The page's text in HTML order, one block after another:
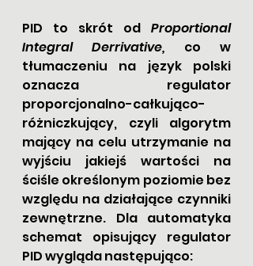
PID to skrót od Proportional
Integral Derrivative, co w
tłumaczeniu na język polski
oznacza regulator
proporcjonalno-całkująco-
różniczkujący, czyli algorytm
mający na celu utrzymanie na
wyjściu jakiejś wartości na
ściśle określonym poziomie bez
względu na działające czynniki
zewnętrzne. Dla automatyka
schemat opisujący regulator
PID wygląda następująco: